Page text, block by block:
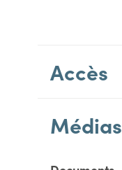
Accès
Médias